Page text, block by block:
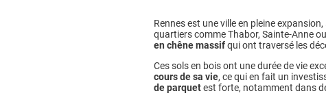
Rennes est une ville en pleine
quartiers comme Thabor, Sainte-Anne
en chêne massifqui ont traversé les
Ces sols en bois ont une durée de vie
cours de sa vie, ce qui en fait un
de parquetest forte, notamment dans